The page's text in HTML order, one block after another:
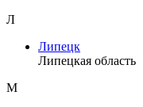
Л
Липецк
Липецкая область
М